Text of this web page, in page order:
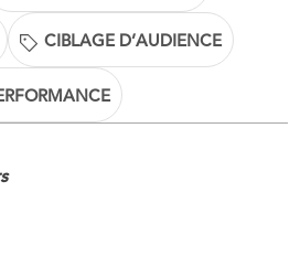
CIBLAGE D’AUDIENCE